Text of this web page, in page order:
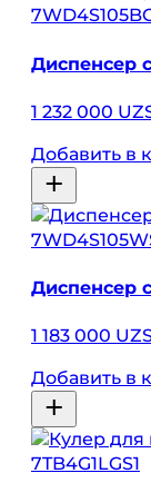
Диспенсер
1 232 000
Добавить в
Диспенсер
1 183 000
Добавить в
7TB4G1LGS1